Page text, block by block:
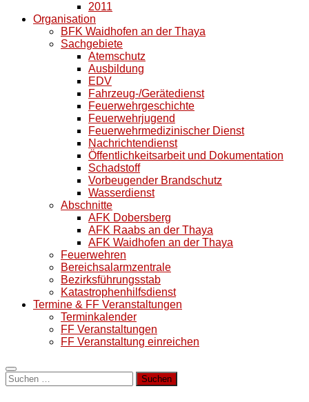
2011
Organisation
BFK Waidhofen an der Thaya
Sachgebiete
Atemschutz
Ausbildung
EDV
Fahrzeug-/Gerätedienst
Feuerwehrgeschichte
Feuerwehrjugend
Feuerwehrmedizinischer Dienst
Nachrichtendienst
Öffentlichkeitsarbeit und Dokumentation
Schadstoff
Vorbeugender Brandschutz
Wasserdienst
Abschnitte
AFK Dobersberg
AFK Raabs an der Thaya
AFK Waidhofen an der Thaya
Feuerwehren
Bereichsalarmzentrale
Bezirksführungsstab
Katastrophenhilfsdienst
Termine & FF Veranstaltungen
Terminkalender
FF Veranstaltungen
FF Veranstaltung einreichen
Suchen
nach: